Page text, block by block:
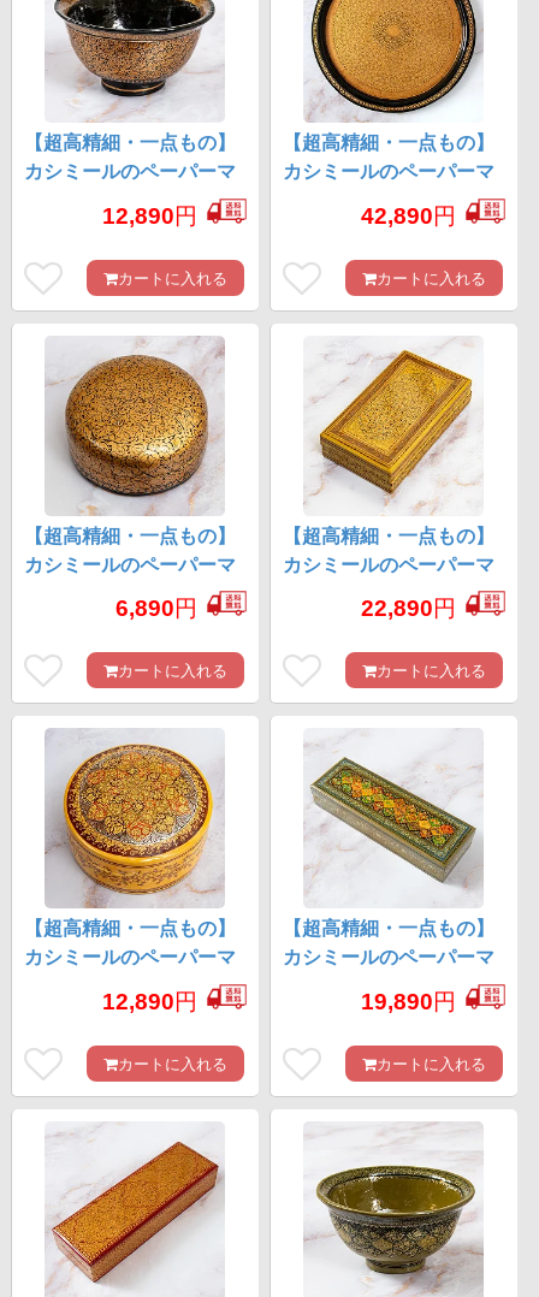
【超高精細・一点もの】
カシミールのペーパーマ
ッシュ 黒地に金唐草 椀型
小物入れ 約11.5cm x 約
11.5cm
12,890円
カートに入れる
【超高精細・一点もの】
カシミールのペーパーマ
25.5cm x 約25.5cm
42,890円
カートに入れる
【超高精細・一点もの】
カシミールのペーパーマ
ッシュ 円形小物入れ 約
7.5cm x 約7cm
6,890円
カートに入れる
【超高精細・一点もの】
カシミールのペーパーマ
ッシュ 箱型小物入れ 約
17.5cm x 約10cm
22,890円
カートに入れる
【超高精細・一点もの】
カシミールのペーパーマ
ッシュ 無窮唐草 円形小物
入れ 約11cm x 約11cm
12,890円
カートに入れる
【超高精細・一点もの】
カシミールのペーパーマ
ッシュ 格子花柄 ペンケー
ス・小物入れ 約22.5cm x
約7.5cm
19,890円
カートに入れる